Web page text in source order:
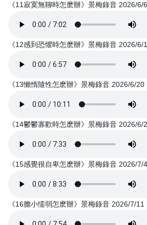
《11寂寞無聊時怎麽辦》景梅錄音 2026/6/6
《12感到恐懼時怎麽辦》景梅錄音 2026/6/
《13懶惰隨性怎麽辦》景梅錄音 2026/6/20
《14鬱鬱寡歡時怎麽辦》景梅錄音 2026/6/
《15感覺很自卑怎麽辦》景梅錄音 2026/7/4
《16膽小懦弱怎麽辦》景梅錄音 2026/7/11